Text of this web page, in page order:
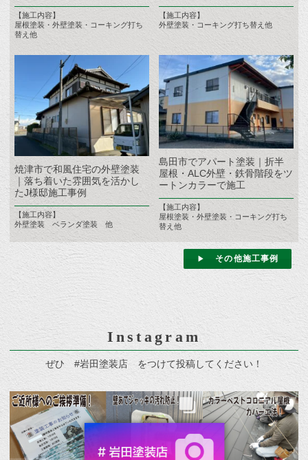
【施工内容】
屋根塗装・外壁塗装・コーキング打ち
替え他
【施工内容】
外壁塗装・コーキング打ち替え他
焼津市で和風住宅の外壁塗装
｜落ち着いた雰囲気を活かし
たJ様邸施工事例
【施工内容】
外壁塗装 ベランダ塗装 他
島田市でアパート塗装｜折半
屋根・ALC外壁・鉄骨階段をツ
ートンカラーで施工
【施工内容】
屋根塗装・外壁塗装・コーキング打ち
替え他
その他施工事例
Instagram
ぜひ #岩田塗装店 をつけて投稿してください！